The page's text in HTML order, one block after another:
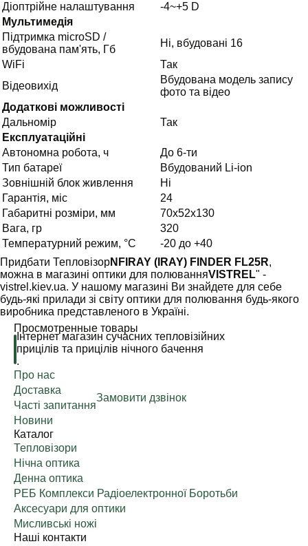
Діоптрійне налаштування
-4~+5 D
Мультимедія
Підтримка microSD /
вбудована пам'ять, Гб
Ні, вбудовані 16
WiFi
Так
Відеовихід
Вбудована модель запису
фото та відео
Додаткові можливості
Дальномір
Так
Експлуатаційні
Автономна робота, ч
До 6-ти
Тип батареї
Вбудований Li-ion
Зовнішній блок живлення
Ні
Гарантія, міс
24
Габаритні розміри, мм
70x52x130
Вага, гр
320
Температурний режим, °C
-20 до +40
Придбати ТепловізорNFIRAY (IRAY) FINDER FL25R,
можна в магазині оптики для полюванняVISTREL" -
vistrel.kiev.ua. У нашому магазині Ви знайдете для себе
будь-які прилади зі світу оптики для полювання будь-якого
виробника представленого в Україні.
Просмотренные товары
Інтернет магазин сучасних тепловізійних
прицілів та прицілів нічного бачення
.
Про нас
Доставка
Часті запитання
Новини
Замовити дзвінок
Каталог
Тепловізори
Нічна оптика
Денна оптика
РЕБ Комплекси Радіоелектронної Боротьби
Аксесуари для оптики
Мисливські ножі
Наші контакти